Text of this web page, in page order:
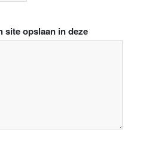
site opslaan in deze
keer wanneer ik een